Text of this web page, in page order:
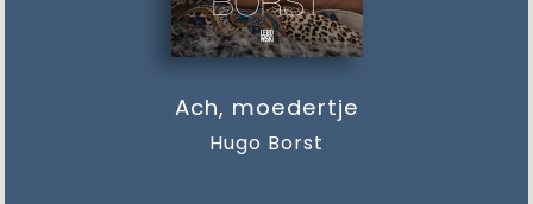
Ach, moedertje
Hugo Borst